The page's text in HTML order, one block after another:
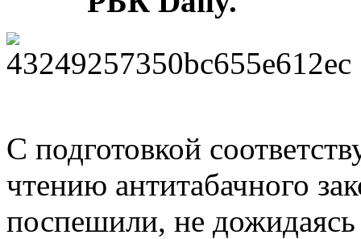
С подготовкой
чтению антитабачного
поспешили, не